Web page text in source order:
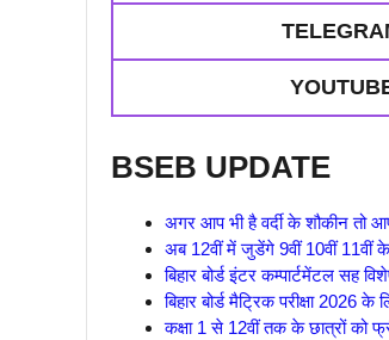
BSEB UPDATE
अगर आप भी है वर्दी के शौकीन तो
अब 12वीं में जुडेंगे 9वीं 10वीं 11वीं
बिहार बोर्ड इंटर कम्पार्टमेंटल सह
बिहार बोर्ड मैट्रिक परीक्षा
कक्षा 1 से 12वीं तक के छात्रों को